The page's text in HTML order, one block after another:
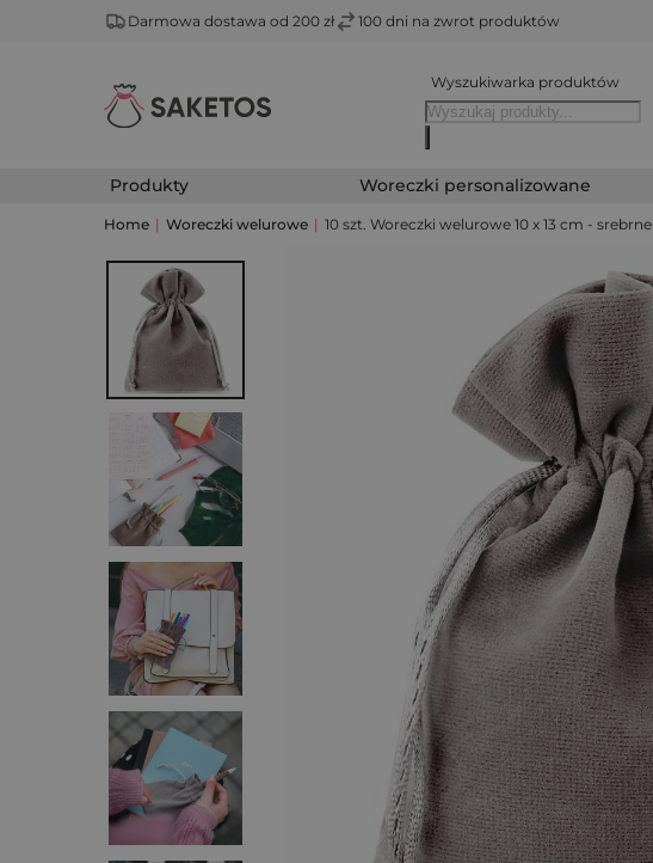
Darmowa dostawa od 200 zł 100 dni na zwrot produktów
Wyszukiwarka produktów
Produkty Woreczki personalizowane
Home | Woreczki welurowe | 10 szt. Woreczki welurowe 10 x 13 cm - srebrne